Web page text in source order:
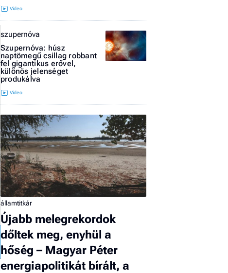
szupernóva
Szupernóva: húsz
naptömegű csillag robbant
fel gigantikus erővel,
különös jelenséget
produkálva
államtitkár
Újabb melegrekordok
dőltek meg, enyhül a
hőség – Magyar Péter
energiapolitikát bírált, a